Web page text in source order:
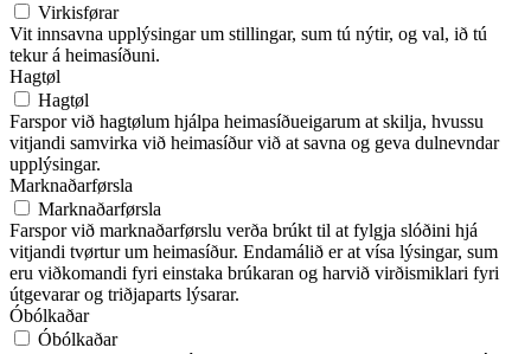
Virkisførar
Vit innsavna upplýsingar um stillingar, sum tú nýtir, og val, ið tú
tekur á heimasíðuni.
Hagtøl
Hagtøl
Farspor við hagtølum hjálpa heimasíðueigarum at skilja, hvussu
vitjandi samvirka við heimasíður við at savna og geva dulnevndar
upplýsingar.
Marknaðarførsla
Marknaðarførsla
Farspor við marknaðarførslu verða brúkt til at fylgja slóðini hjá
vitjandi tvørtur um heimasíður. Endamálið er at vísa lýsingar, sum
eru viðkomandi fyri einstaka brúkaran og harvið virðismiklari fyri
útgevarar og triðjaparts lýsarar.
Óbólkaðar
Óbólkaðar